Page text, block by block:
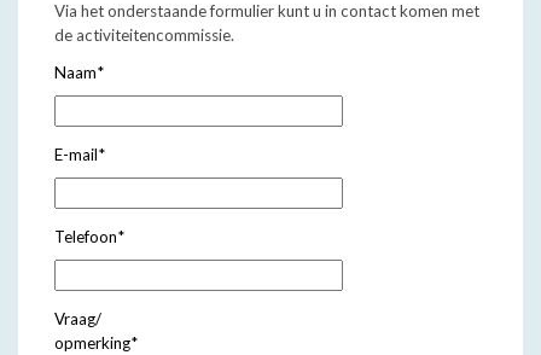
Via het onderstaande formulier kunt u in contact komen met
de activiteitencommissie.
Naam*
E-mail*
Telefoon*
Vraag/
opmerking*